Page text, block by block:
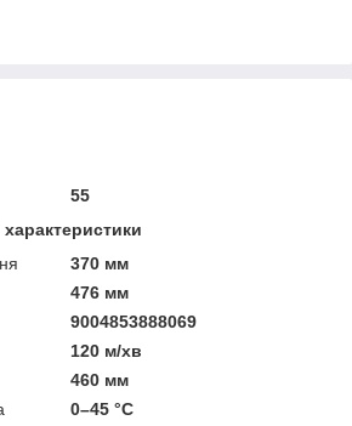
55
370 мм
476 мм
9004853888069
120 м/хв
460 мм
0–45 °С